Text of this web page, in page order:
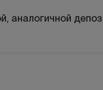
аналогичной